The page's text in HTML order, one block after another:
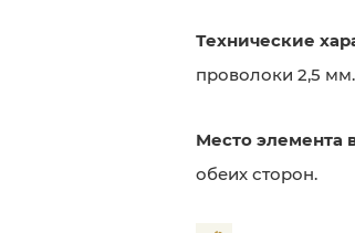
Технические
проволоки 2,5 мм.
Место элемента
обеих сторон.